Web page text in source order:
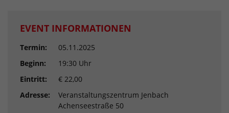
EVENT INFORMATIONEN
Termin:
05.11.2025
Beginn:
19:30 Uhr
Eintritt:
€ 22,00
Adresse:
Veranstaltungszentrum Jenbach
Achenseestraße 50